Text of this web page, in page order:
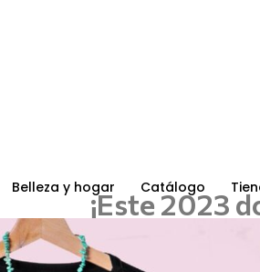
Belleza y hogar Catálogo
¡Este 2023